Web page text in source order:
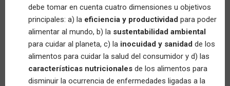
debe tomar en cuenta cuatro dimensiones u objetivos
principales: a) la eficiencia y productividad para poder
alimentar al mundo, b) la sustentabilidad ambiental
para cuidar al planeta, c) la inocuidad y sanidad de los
alimentos para cuidar la salud del consumidor y d) las
características nutricionales de los alimentos para
disminuir la ocurrencia de enfermedades ligadas a la